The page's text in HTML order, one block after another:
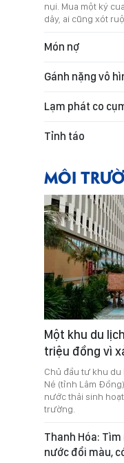
nụi. Mua một ký
dây, ai cũng xót
Món nợ
Gánh nặng vô
Lạm phát co
Tỉnh táo
MÔI
Một khu du
triệu đồng vì
Chủ đầu tư khu du
Né (tỉnh Lâm
nước thải sinh
trường.
Thanh Hóa:
nước đổi màu,